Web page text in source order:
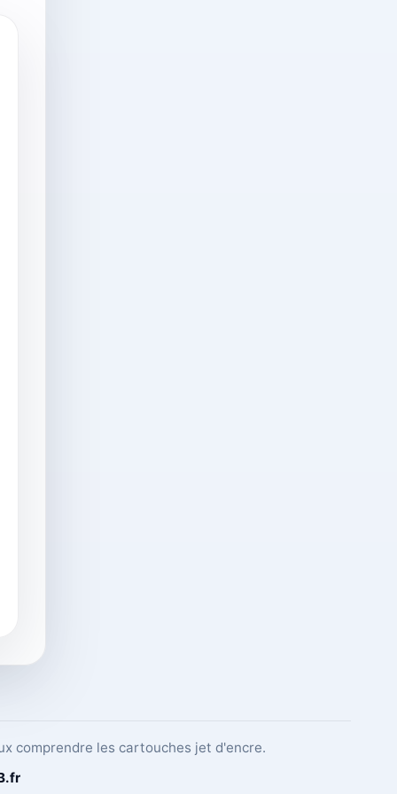
comprendre les cartouches jet d'encre.
.fr